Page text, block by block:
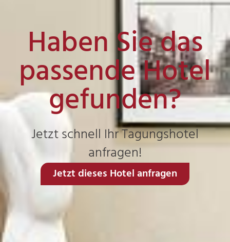
Haben Sie das
passende Hotel
gefunden?
Jetzt schnell Ihr Tagungshotel
anfragen!
Jetzt dieses Hotel anfragen